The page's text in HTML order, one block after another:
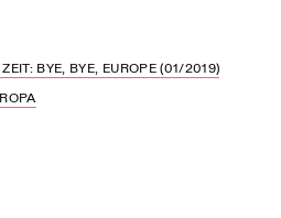
BYE, BYE, EUROPE (01/2019)